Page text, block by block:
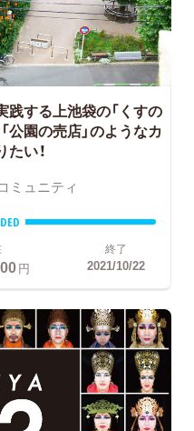
する上池袋の「くすの
公園の売店」のようなカ
い！
ミュニティ
円
終了
2021/10/22